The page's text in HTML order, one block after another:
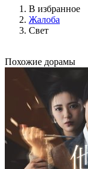
В избранное
Жалоба
Свет
Похожие дорамы